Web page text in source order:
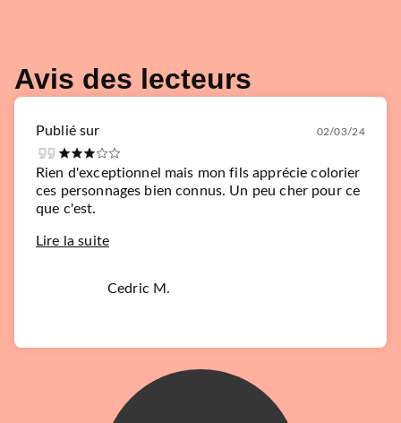
Avis des lecteurs
Publié sur 02/03/24
Rien d'exceptionnel mais mon fils apprécie colorier
ces personnages bien connus. Un peu cher pour ce
que c'est.
Lire la suite
Cedric M.